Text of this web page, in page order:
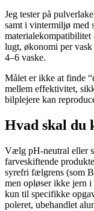
Jeg tester på
samt i vintermiljø med
materialekompatibilitet
lugt, økonomi per
4–6 vaske.
Målet er ikke at finde
mellem effektivitet,
bilplejere kan
Hvad skal du
Vælg pH-neutral eller
farveskiftende
syrefri fælgrens (som
men opløser ikke jern
kun til specifikke
poleret, ubehandlet